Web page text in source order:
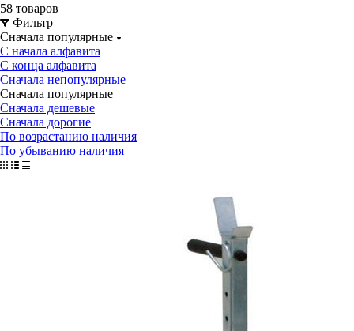
58 товаров
Фильтр
Сначала популярные
С начала алфавита
С конца алфавита
Сначала непопулярные
Сначала популярные
Сначала дешевые
Сначала дорогие
По возрастанию наличия
По убыванию наличия